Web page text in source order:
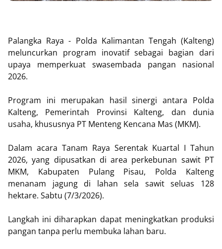
Palangka Raya - Polda Kalimantan Tengah (Kalteng)
meluncurkan program inovatif sebagai bagian dari
upaya memperkuat swasembada pangan nasional
2026.
Program ini merupakan hasil sinergi antara Polda
Kalteng, Pemerintah Provinsi Kalteng, dan dunia
usaha, khususnya PT Menteng Kencana Mas (MKM).
Dalam acara Tanam Raya Serentak Kuartal I Tahun
2026, yang dipusatkan di area perkebunan sawit PT
MKM, Kabupaten Pulang Pisau, Polda Kalteng
menanam jagung di lahan sela sawit seluas 128
hektare. Sabtu (7/3/2026).
Langkah ini diharapkan dapat meningkatkan produksi
pangan tanpa perlu membuka lahan baru.